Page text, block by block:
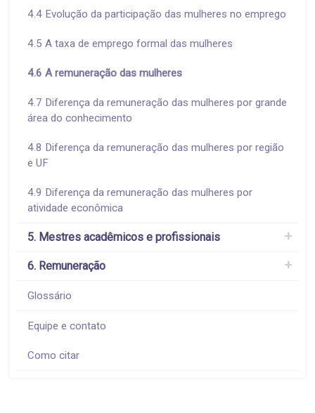
4.4 Evolução da participação das mulheres no emprego
4.5 A taxa de emprego formal das mulheres
4.6 A remuneração das mulheres
4.7 Diferença da remuneração das mulheres por grande
área do conhecimento
4.8 Diferença da remuneração das mulheres por região
e UF
4.9 Diferença da remuneração das mulheres por
atividade econômica
5. Mestres acadêmicos e profissionais
6. Remuneração
Glossário
Equipe e contato
Como citar